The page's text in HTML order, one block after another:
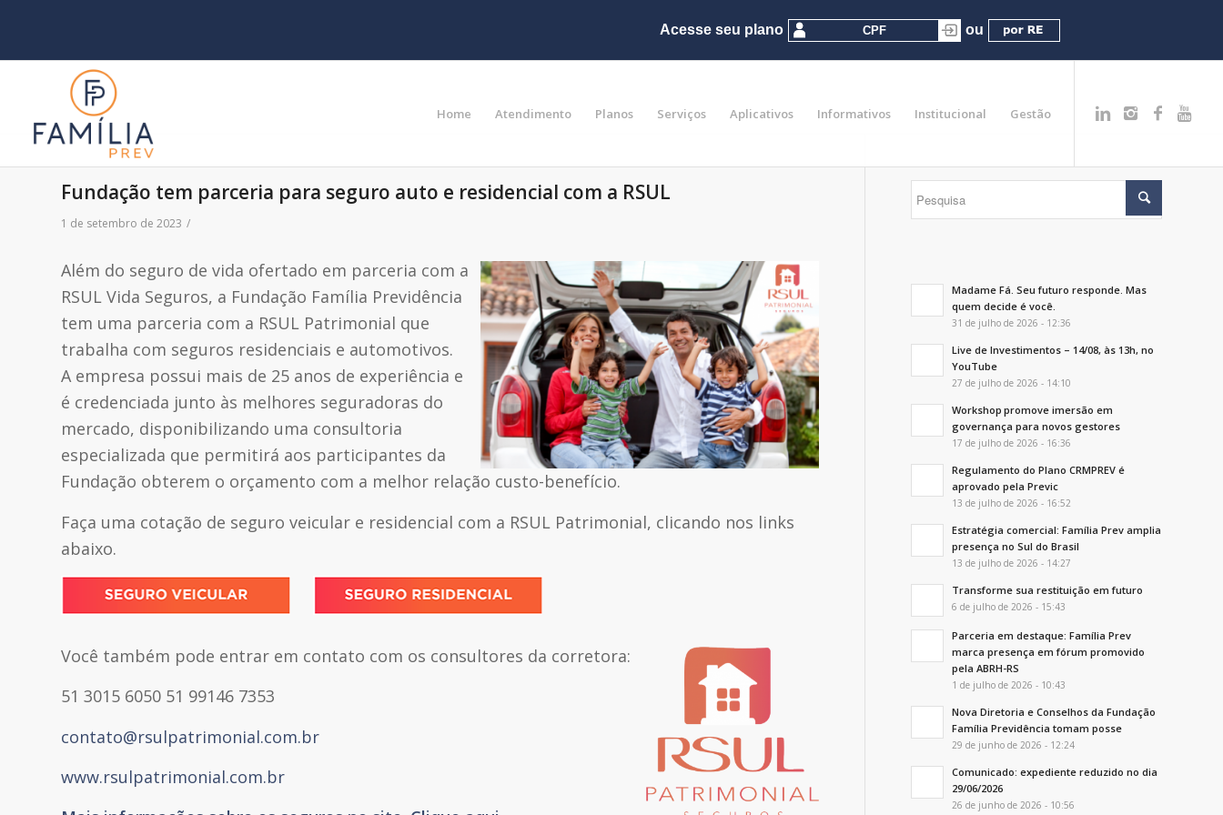
Home Atendimento Planos Serviços Aplicativos Informativos Institucional Gestão
Fundação tem parceria para seguro auto e residencial com a RSUL
1 de setembro de 2023 /
Além do seguro de vida ofertado em parceria com a
RSUL Vida Seguros, a Fundação Família Previdência
tem uma parceria com a RSUL Patrimonial que
trabalha com seguros residenciais e automotivos.
A empresa possui mais de 25 anos de experiência e
é credenciada junto às melhores seguradoras do
mercado, disponibilizando uma consultoria
especializada que permitirá aos participantes da
Fundação obterem o orçamento com a melhor relação custo-benefício.
Faça uma cotação de seguro veicular e residencial com a RSUL Patrimonial, clicando nos links
abaixo.
Você também pode entrar em contato com os consultores da corretora:
51 3015 6050 51 99146 7353
contato@rsulpatrimonial.com.br
www.rsulpatrimonial.com.br
Madame Fá. Seu futuro responde. Mas
quem decide é você.
31 de julho de 2026 - 12:36
Live de Investimentos – 14/08, às 13h, no
YouTube
27 de julho de 2026 - 14:10
Workshop promove imersão em
governança para novos gestores
17 de julho de 2026 - 16:36
Regulamento do Plano CRMPREV é
aprovado pela Previc
13 de julho de 2026 - 16:52
Estratégia comercial: Família Prev amplia
presença no Sul do Brasil
13 de julho de 2026 - 14:27
Transforme sua restituição em futuro
6 de julho de 2026 - 15:43
Parceria em destaque: Família Prev
marca presença em fórum promovido
pela ABRH-RS
1 de julho de 2026 - 10:43
Nova Diretoria e Conselhos da Fundação
Família Previdência tomam posse
29 de junho de 2026 - 12:24
Comunicado: expediente reduzido no dia
29/06/2026
26 de junho de 2026 - 10:56